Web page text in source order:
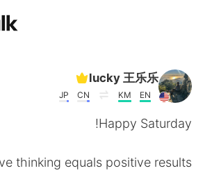
lucky 王乐乐
EN
KM
CN
JP
Happy Saturday!
thinking equals positive results